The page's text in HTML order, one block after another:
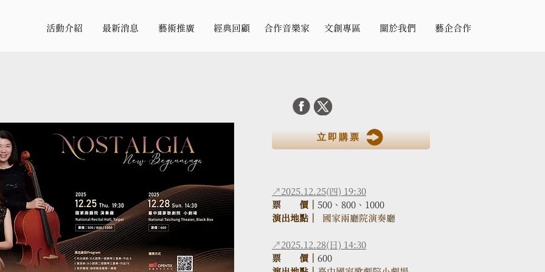
活動介紹 最新消息 藝術推廣 經典回顧 合作音樂家 文創專區 關於我們 藝企合作
立即購票
↗2025.12.25(四) 19:30
票　　價｜ 500、800、1000
演出地點｜
國家兩廳院演奏廳
↗2025.12.28(日) 14:30
票　　價｜ 600